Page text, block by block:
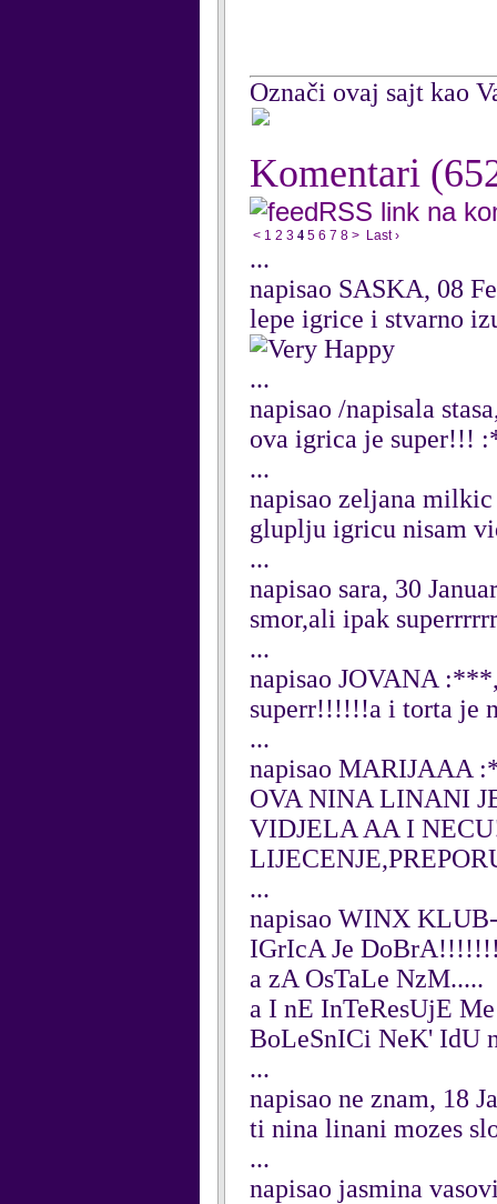
Označi ovaj sajt kao
Komentari
RSS link na
< 1 2 3 4 5 6 7 8 > Last ›
...
napisao SASKA, 08
lepe igrice i stvarno
...
napisao /napisala
ova igrica je super!!!
...
napisao zeljana
gluplju igricu nisam
...
napisao sara, 30
smor,ali ipak
...
napisao JOVANA
superr!!!!!!a i torta je
...
napisao MARIJAAA
OVA NINA LINANI
VIDJELA AA I
...
napisao WINX
IGrIcA Je
a zA OsTaLe NzM.....
a I nE InTeResUjE
BoLeSnICi NeK' IdU
...
napisao ne znam, 18
ti nina linani mozes
...
napisao jasmina